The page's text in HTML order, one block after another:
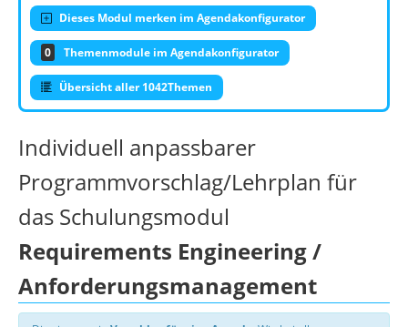
Dieses Modul merken im Agendakonfigurator
0 Themenmodule im Agendakonfigurator
Übersicht aller 1042Themen
Individuell anpassbarer
Programmvorschlag/Lehrplan für
das Schulungsmodul
Requirements Engineering /
Anforderungsmanagement